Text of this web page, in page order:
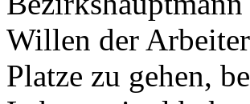
Willen der
Platze zu gehen,